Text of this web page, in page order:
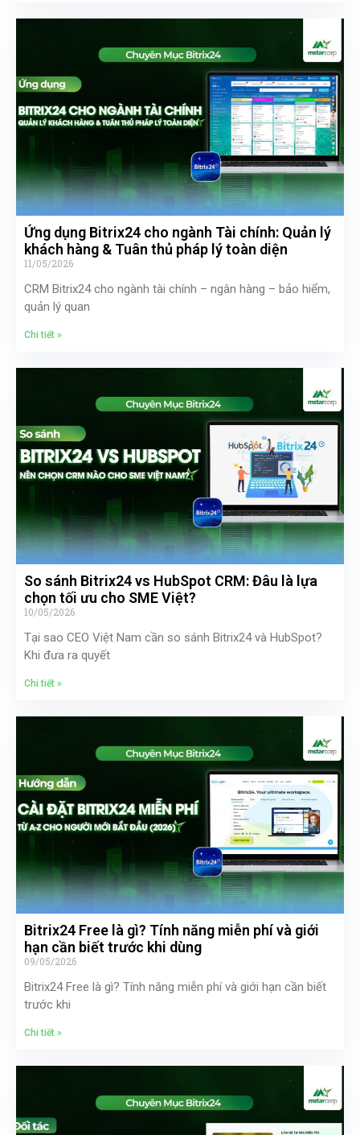
Ứng dụng Bitrix24 cho ngành Tài chính: Quản lý
khách hàng & Tuân thủ pháp lý toàn diện
11/05/2026
CRM Bitrix24 cho ngành tài chính – ngân hàng – bảo hiểm,
quản lý quan
Chi tiết »
So sánh Bitrix24 vs HubSpot CRM: Đâu là lựa
chọn tối ưu cho SME Việt?
10/05/2026
Tại sao CEO Việt Nam cần so sánh Bitrix24 và HubSpot?
Khi đưa ra quyết
Chi tiết »
Bitrix24 Free là gì? Tính năng miễn phí và giới
hạn cần biết trước khi dùng
09/05/2026
Bitrix24 Free là gì? Tính năng miễn phí và giới hạn cần biết
trước khi
Chi tiết »